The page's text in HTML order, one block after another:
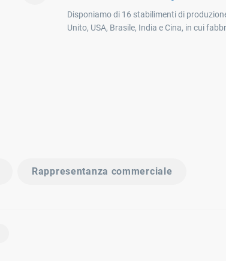
Disponiamo di 16 stabilimenti di
Unito, USA, Brasile, India e Cina, in cui
Rappresentanza commerciale